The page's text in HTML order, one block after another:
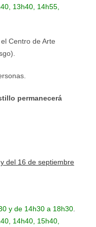
13h40, 14h55,
Centro de Arte
permanecerá
del 16 de septiembre
y de 14h30 a 18h30
14h40, 15h40,